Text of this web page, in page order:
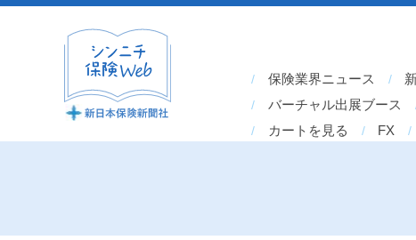
保険業界ニュース
バーチャル出展ブース
カートを見る
FX